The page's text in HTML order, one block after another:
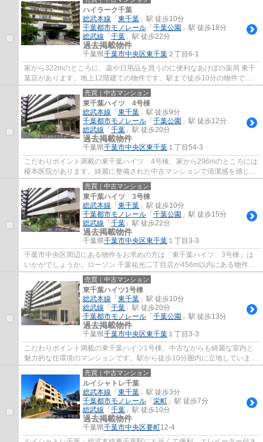
ハイラーク千葉
総武本線 「 東千葉 」駅 徒歩10分
千葉都市モノレール 「 千葉公園 」駅 徒歩18分
総武線 「 千葉 」駅 徒歩22分
過去掲載物件
千葉県千葉市中央区東千葉 ２丁目6-1
家から322mのところに、薬や日用品を買うのに便利なあけぼの薬局 東千
葉店があります。地上12階建ての物件です。駅まで徒歩10分の物件で
す。築42年の中古マンションです。物件のご購入...
売買｜中古マンション
東千葉ハイツ 4号棟
総武本線 「 東千葉 」駅 徒歩9分
千葉都市モノレール 「 千葉公園 」駅 徒歩12分
総武線 「 千葉 」駅 徒歩20分
過去掲載物件
千葉県千葉市中央区東千葉 １丁目54-3
こだわりポイント満載の東千葉ハイツ 4号棟。家から296mのところには
榎本医院があります。綺麗に整備された中古マンションで清潔感を感じま
す。駅徒歩9分の物件です。当社がお客様の...
売買｜中古マンション
東千葉ハイツ 3号棟
総武本線 「 東千葉 」駅 徒歩10分
千葉都市モノレール 「 千葉公園 」駅 徒歩15分
総武線 「 千葉 」駅 徒歩22分
過去掲載物件
千葉県千葉市中央区東千葉 １丁目3-3
千葉市中央区周辺にある物件をお求めの方は「東千葉ハイツ 3号棟」は
いかがでしょうか。ローソン 千葉祐光二丁目店が456m以内にある物件で
す。中古でありながら、室内もきれいな一押...
売買｜中古マンション
東千葉ハイツ1号棟
総武本線 「 東千葉 」駅 徒歩10分
総武線 「 千葉 」駅 徒歩20分
千葉都市モノレール 「 千葉公園 」駅 徒歩13分
過去掲載物件
千葉県千葉市中央区東千葉 １丁目3-3
こだわりポイント満載の東千葉ハイツ1号棟。中古ながらも綺麗な室内と
魅力的な住環境のマンションです。駅から徒歩10分圏内に立地していま
す。こちらの物件にはエレベーターが2基付い...
売買｜中古マンション
ルイシャトレ千葉
総武本線 「 東千葉 」駅 徒歩3分
千葉都市モノレール 「 栄町 」駅 徒歩7分
総武線 「 千葉 」駅 徒歩10分
過去掲載物件
千葉県千葉市中央区要町12-4